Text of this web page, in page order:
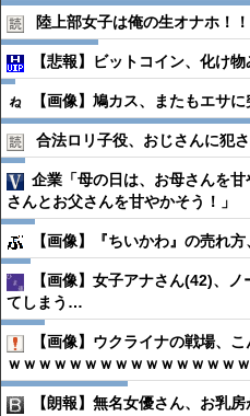
陸上部女子は俺の生オナホ！
【悲報】ビットコイン、化け
【画像】鳩カス、またもエサ
合法ロリ子役、おじさんに犯
企業「母の日は、お母さんを
さんとお父さんを甘やかそう！」
【画像】『ちいかわ』の売れ
【画像】女子アナさん(42)、
てしまう…
【画像】ウクライナの戦場、
ｗｗｗｗｗｗｗｗｗｗｗｗｗｗｗ
【朗報】無名女優さん、お乳